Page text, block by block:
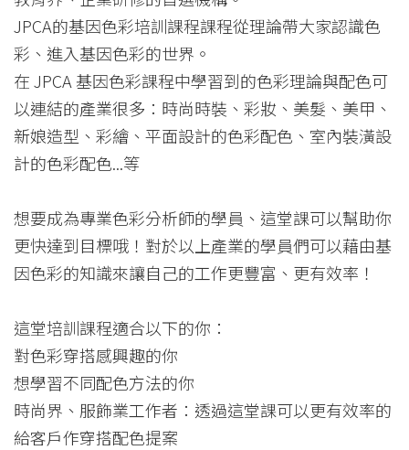
JPCA的基因色彩培訓課程課程從理論帶大家認識色
彩、進入基因色彩的世界。
在 JPCA 基因色彩課程中學習到的色彩理論與配色可
以連結的產業很多：時尚時裝、彩妝、美髮、美甲、
新娘造型、彩繪、平面設計的色彩配色、室內裝潢設
計的色彩配色...等
想要成為專業色彩分析師的學員、這堂課可以幫助你
更快達到目標哦！對於以上產業的學員們可以藉由基
因色彩的知識來讓自己的工作更豐富、更有效率！
這堂培訓課程適合以下的你：
對色彩穿搭感興趣的你
想學習不同配色方法的你
時尚界、服飾業工作者：透過這堂課可以更有效率的
給客戶作穿搭配色提案